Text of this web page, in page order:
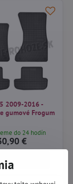
2009-2016 -
gumové Frogum
do 24 hodín
€
Do košíka